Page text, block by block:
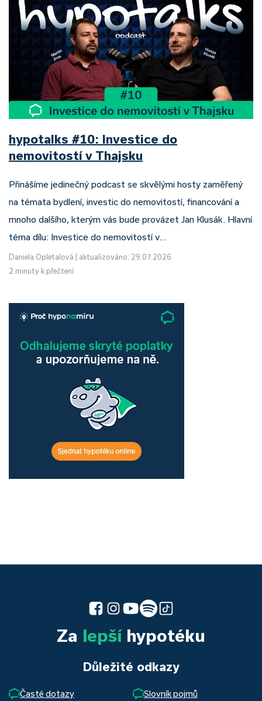
hypotalks #10: Investice do
nemovitostí v Thajsku
Přinášíme jedinečný podcast se skvělými hosty zaměřený
na témata bydlení, investic do nemovitostí, financování a
mnoho dalšího, kterým vás bude provázet Jan Klusák. Hlavní
téma dílu: Investice do nemovitostí v…
Daniela Opletalová
aktualizováno: 29.07.2026
2 minuty k přečtení
Za lepšíhypotéku
Důležité odkazy
Časté dotazy
Slovník pojmů